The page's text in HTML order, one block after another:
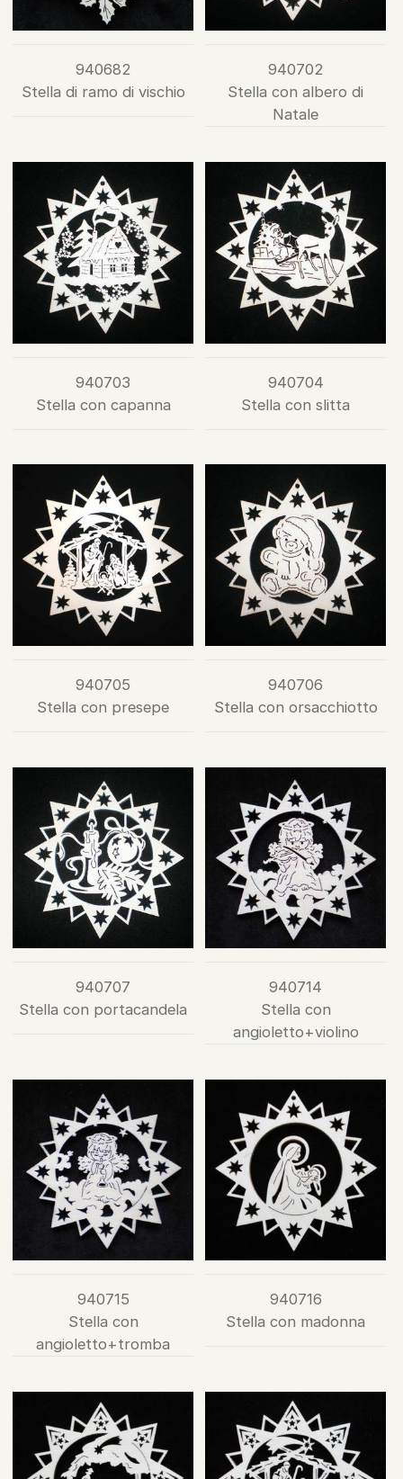
940682
Stella di ramo di vischio
940702
Stella con albero di
Natale
940703
Stella con capanna
940704
Stella con slitta
940705
Stella con presepe
940706
Stella con orsacchiotto
940707
Stella con portacandela
940714
Stella con
angioletto+violino
940715
Stella con
angioletto+tromba
940716
Stella con madonna